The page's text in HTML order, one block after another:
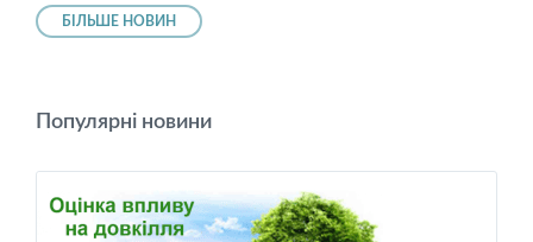
БІЛЬШЕ НОВИН
Популярні новини